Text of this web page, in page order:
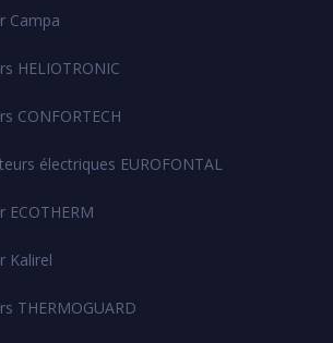
Campa
HELIOTRONIC
CONFORTECH
électriques EUROFONTAL
ECOTHERM
Kalirel
THERMOGUARD